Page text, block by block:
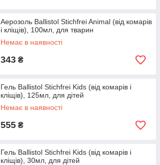
Аерозоль Ballistol Stichfrei Animal (від комарів
і кліщів), 100мл, для тварин
Немає в наявності
343 ₴
Гель Ballistol Stichfrei Kids (від комарів і
кліщів), 125мл, для дітей
Немає в наявності
555 ₴
Гель Ballistol Stichfrei Kids (від комарів і
кліщів), 30мл, для дітей